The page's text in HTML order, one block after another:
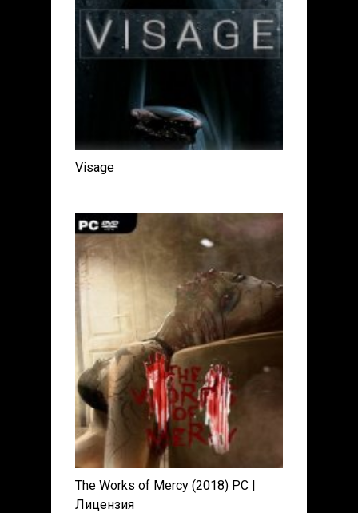
Visage
The Works of Mercy (2018) PC |
Лицензия